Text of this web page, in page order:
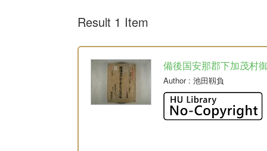
Result 1 Item
備後国安那郡下加茂村
Author: 池田靱負